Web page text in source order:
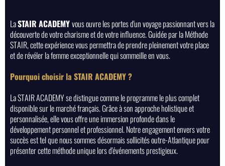
LaSTAIR ACADEMYvous ouvre les portes d'un voyage passionnant vers la
découverte de votre charisme et de votre influence. Guidée par la Méthode
STAIR, cette expérience vous permettra de prendre pleinement votre place
et de révéler la femme exceptionnelle qui sommeille en vous.
Pourquoi choisir la STAIR ACADEMY ?
La STAIR ACADEMY se distingue comme le programme le plus complet
disponible sur le marché français. Grâce à son approche holistique et
personnalisée, elle vous offre une immersion profonde dans le
développement personnel et professionnel. Notre engagement envers votre
succès est tel que nous sommes désormais sollicités outre-Atlantique pour
présenter cette méthode unique lors d'événements prestigieux.